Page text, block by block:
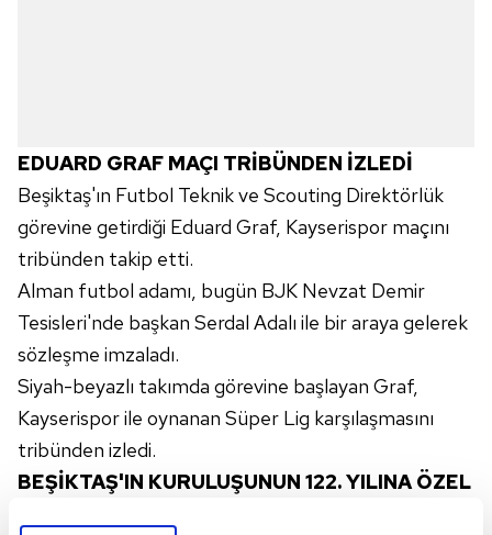
EDUARD GRAF MAÇI TRİBÜNDEN İZLEDİ
Beşiktaş'ın Futbol Teknik ve Scouting Direktörlük
görevine getirdiği Eduard Graf, Kayserispor maçını
tribünden takip etti.
Alman futbol adamı, bugün BJK Nevzat Demir
Tesisleri'nde başkan Serdal Adalı ile bir araya gelerek
sözleşme imzaladı.
Siyah-beyazlı takımda görevine başlayan Graf,
Kayserispor ile oynanan Süper Lig karşılaşmasını
tribünden izledi.
BEŞİKTAŞ'IN KURULUŞUNUN 122. YILINA ÖZEL